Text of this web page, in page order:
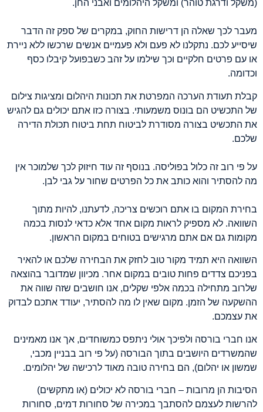
(משקל ודרגת טוהר) ומשקל היהלומים ואבני החן.
מעבר לכך שאלה הן דרישות החוק, במקרים של ספק זה הדבר
שיסייע לכם. נתקלנו לא פעם ולא פעמיים אנשים שרכשו ללא ניירת
או עם פרטים חלקיים וכך שילמו על זהב כשבפועל קיבלו כסף
וכדומה.
קבלת תעודת הערכה המפרטת את תכונות היהלום ומציגות צילום
של התכשיט הם בונוס משמעותי. בצורה כזו אתם יכולים גם להגיש
את התכשיט בצורה מסודרת לביטוח תחת ביטוח תכולת הדירה
שלכם.
על פי רוב זה כלול בפוליסה. בנוסף זה עוד חיזוק לכך שלמוכר אין
מה להסתיר והוא כותב את כל הפרטים שחור על גבי לבן.
בחירת המקום בו אתם רוכשים צריכה, לדעתנו, להיות מתוך
השוואה. לא מספיק לראות מקום אחד אלא כדאי לנסות בכמה
מקומות גם אם אתם מרגישים בטוחים במקום הראשון.
השוואה היא תמיד מקור טוב לחזק את הבחירה שלכם או להאיר
בפניכם צדדים פחות טובים במקום אחר. מכיוון שמדובר בהוצאה
שלרוב מתחילה בכמה אלפי שקלים, אנו חושבים שזה שווה את
ההשקעה של הזמן. מקום שאין לו מה להסתיר, יעודד אתכם לבדוק
את עצמכם.
אנו חברי בורסה ולפיכך אולי ניתפס כמשוחדים, אך אנו מאמינים
שהמשרדים היושבים בתוך הבורסה (על פי רוב בבניין מכבי,
שמשון או יהלום), הם בחירה טובה מאוד לרכישה של יהלומים.
הסיבות הן מרובות – חברי בורסה לא יכולים (או מתקשים)
להרשות לעצמם להסתבך במכירה של סחורות דמים, סחורות